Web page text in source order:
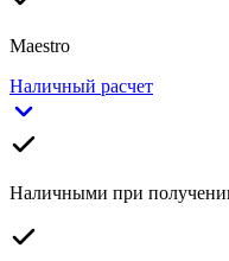
Maestro
Наличный расчет
Наличными при